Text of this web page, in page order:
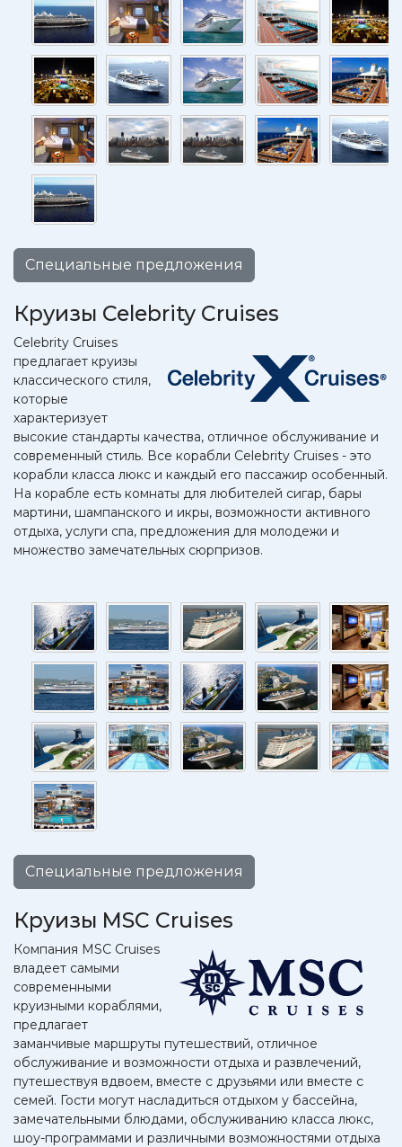
Специальные предложения
Круизы Celebrity Cruises
Celebrity Cruises
предлагает круизы
классического стиля,
которые
характеризует
высокие стандарты качества, отличное обслуживание и
современный стиль. Все корабли Celebrity Cruises - это
корабли класса люкс и каждый его пассажир особенный.
На корабле есть комнаты для любителей сигар, бары
мартини, шампанского и икры, возможности активного
отдыха, услуги спа, предложения для молодежи и
множество замечательных сюрпризов.
Специальные предложения
Круизы MSC Cruises
Компания MSC Cruises
владеет самыми
современными
круизными кораблями,
предлагает
заманчивые маршруты путешествий, отличное
обслуживание и возможности отдыха и развлечений,
путешествуя вдвоем, вместе с друзьями или вместе с
семей. Гости могут насладиться отдыхом у бассейна,
замечательными блюдами, обслуживанию класса люкс,
шоу-программами и различными возможностями отдыха